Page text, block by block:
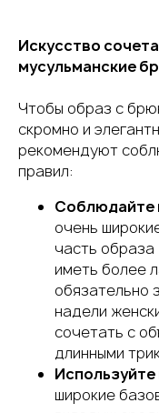
Искусство
мусульманские
Чтобы образ с
скромно и
рекомендуют
правил:
Соблюдайте
очень
часть образа
иметь более
обязательно
надели
сочетать с
длинными
широкие